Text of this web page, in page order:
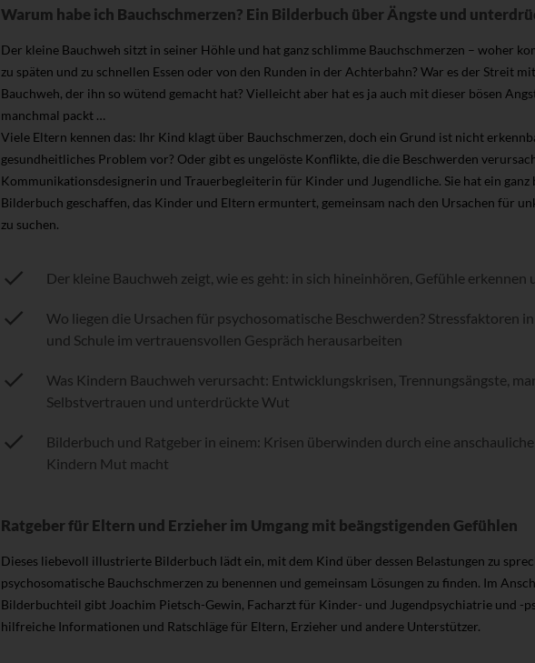
Warum habe ich Bauchschmerzen? Ein Bilderbuch über Ängste und
Der kleine Bauchweh sitzt in seiner Höhle und hat ganz schlimme Bauchschmerzen – woher
zu späten und zu schnellen Essen oder von den Runden in der Achterbahn? War es der Streit
Bauchweh, der ihn so wütend gemacht hat? Vielleicht aber hat es ja auch mit dieser bösen
manchmal packt …
Viele Eltern kennen das: Ihr Kind klagt über Bauchschmerzen, doch ein Grund ist nicht
gesundheitliches Problem vor? Oder gibt es ungelöste Konflikte, die die Beschwerden
Kommunikationsdesignerin und Trauerbegleiterin für Kinder und Jugendliche. Sie hat ein ganz
Bilderbuch geschaffen, das Kinder und Eltern ermuntert, gemeinsam nach den Ursachen für
zu suchen.
Der kleine Bauchweh zeigt, wie es geht: in sich hineinhören, Gefühle erkennen
Wo liegen die Ursachen für psychosomatische Beschwerden? Stressfaktoren
und Schule im vertrauensvollen Gespräch herausarbeiten
Was Kindern Bauchweh verursacht: Entwicklungskrisen, Trennungsängste,
Selbstvertrauen und unterdrückte Wut
Bilderbuch und Ratgeber in einem: Krisen überwinden durch eine
Kindern Mut macht
Ratgeber für Eltern und Erzieher im Umgang mit beängstigenden Gefühlen
Dieses liebevoll illustrierte Bilderbuch lädt ein, mit dem Kind über dessen Belastungen zu
psychosomatische Bauchschmerzen zu benennen und gemeinsam Lösungen zu finden. Im
Bilderbuchteil gibt Joachim Pietsch-Gewin, Facharzt für Kinder- und Jugendpsychiatrie und -
hilfreiche Informationen und Ratschläge für Eltern, Erzieher und andere Unterstützer.